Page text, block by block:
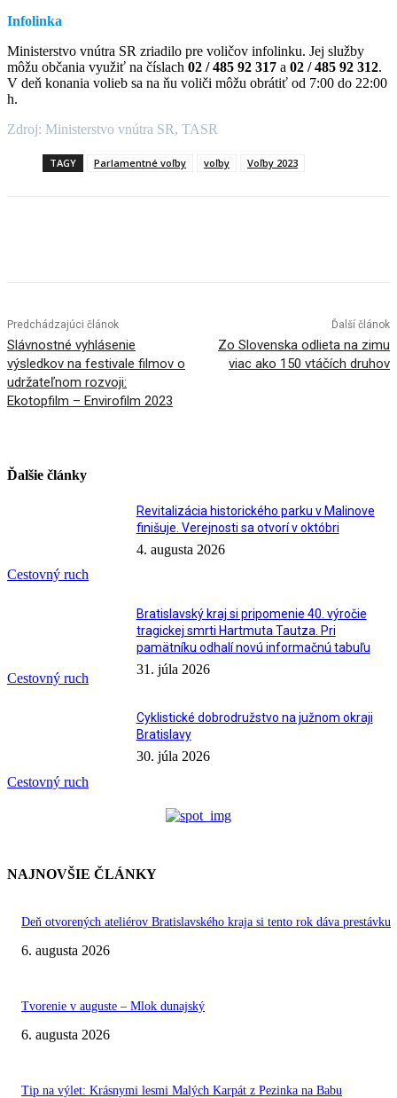
Infolinka
Ministerstvo vnútra SR zriadilo pre voličov infolinku. Jej služby
môžu občania využiť na číslach 02 / 485 92 317 a 02 / 485 92 312.
V deň konania volieb sa na ňu voliči môžu obrátiť od 7:00 do 22:00
h.
Zdroj: Ministerstvo vnútra SR, TASR
TAGY Parlamentné voľby voľby Voľby 2023
Predchádzajúci článok
Slávnostné vyhlásenie
výsledkov na festivale filmov o
udržateľnom rozvoji:
Ekotopfilm – Envirofilm 2023
Ďalší článok
Zo Slovenska odlieta na zimu
viac ako 150 vtáčích druhov
Ďalšie články
Cestovný ruch
Revitalizácia historického parku v Malinove
finišuje. Verejnosti sa otvorí v októbri
4. augusta 2026
Cestovný ruch
Bratislavský kraj si pripomenie 40. výročie
tragickej smrti Hartmuta Tautza. Pri
pamätníku odhalí novú informačnú tabuľu
31. júla 2026
Cestovný ruch
Cyklistické dobrodružstvo na južnom okraji
Bratislavy
30. júla 2026
NAJNOVŠIE ČLÁNKY
Deň otvorených ateliérov Bratislavského kraja si tento rok dáva prestávku
6. augusta 2026
Tvorenie v auguste – Mlok dunajský
6. augusta 2026
Tip na výlet: Krásnymi lesmi Malých Karpát z Pezinka na Babu